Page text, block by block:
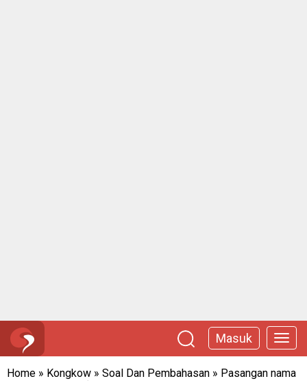
Masuk
Home » Kongkow » Soal Dan Pembahasan » Pasangan nama